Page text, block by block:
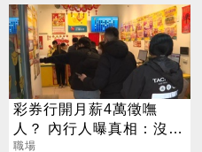
彩券行開月薪4萬徵嘸
人？ 內行人曝真相：沒想
像中輕鬆
職場